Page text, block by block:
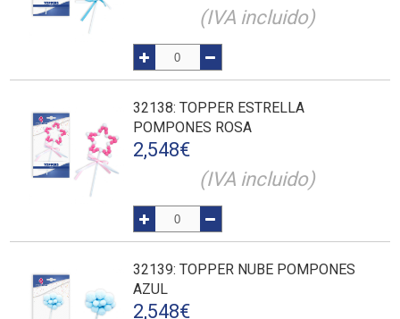
(IVA incluido)
32138: TOPPER ESTRELLA
POMPONES ROSA
2,548€
(IVA incluido)
32139: TOPPER NUBE POMPONES
AZUL
2,548€